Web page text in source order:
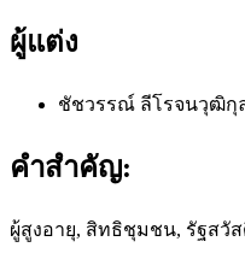
ผู้แต่ง
ชัชวรรณ์ ลีโรจนวุฒิกุ
คำสำคัญ:
ผู้สูงอายุ, สิทธิชุมชน, รัฐสวั